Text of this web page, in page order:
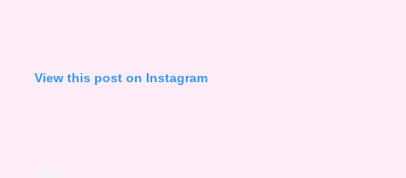
View this post on Instagram